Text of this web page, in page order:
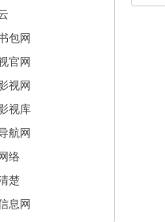
包网
官网
视网
视库
航网
络
楚
息网